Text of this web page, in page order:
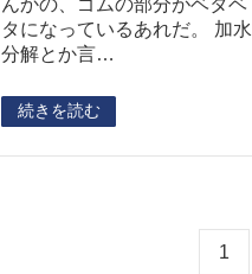
タになっているあれだ。 加水
分解とか言…
続きを読む
1